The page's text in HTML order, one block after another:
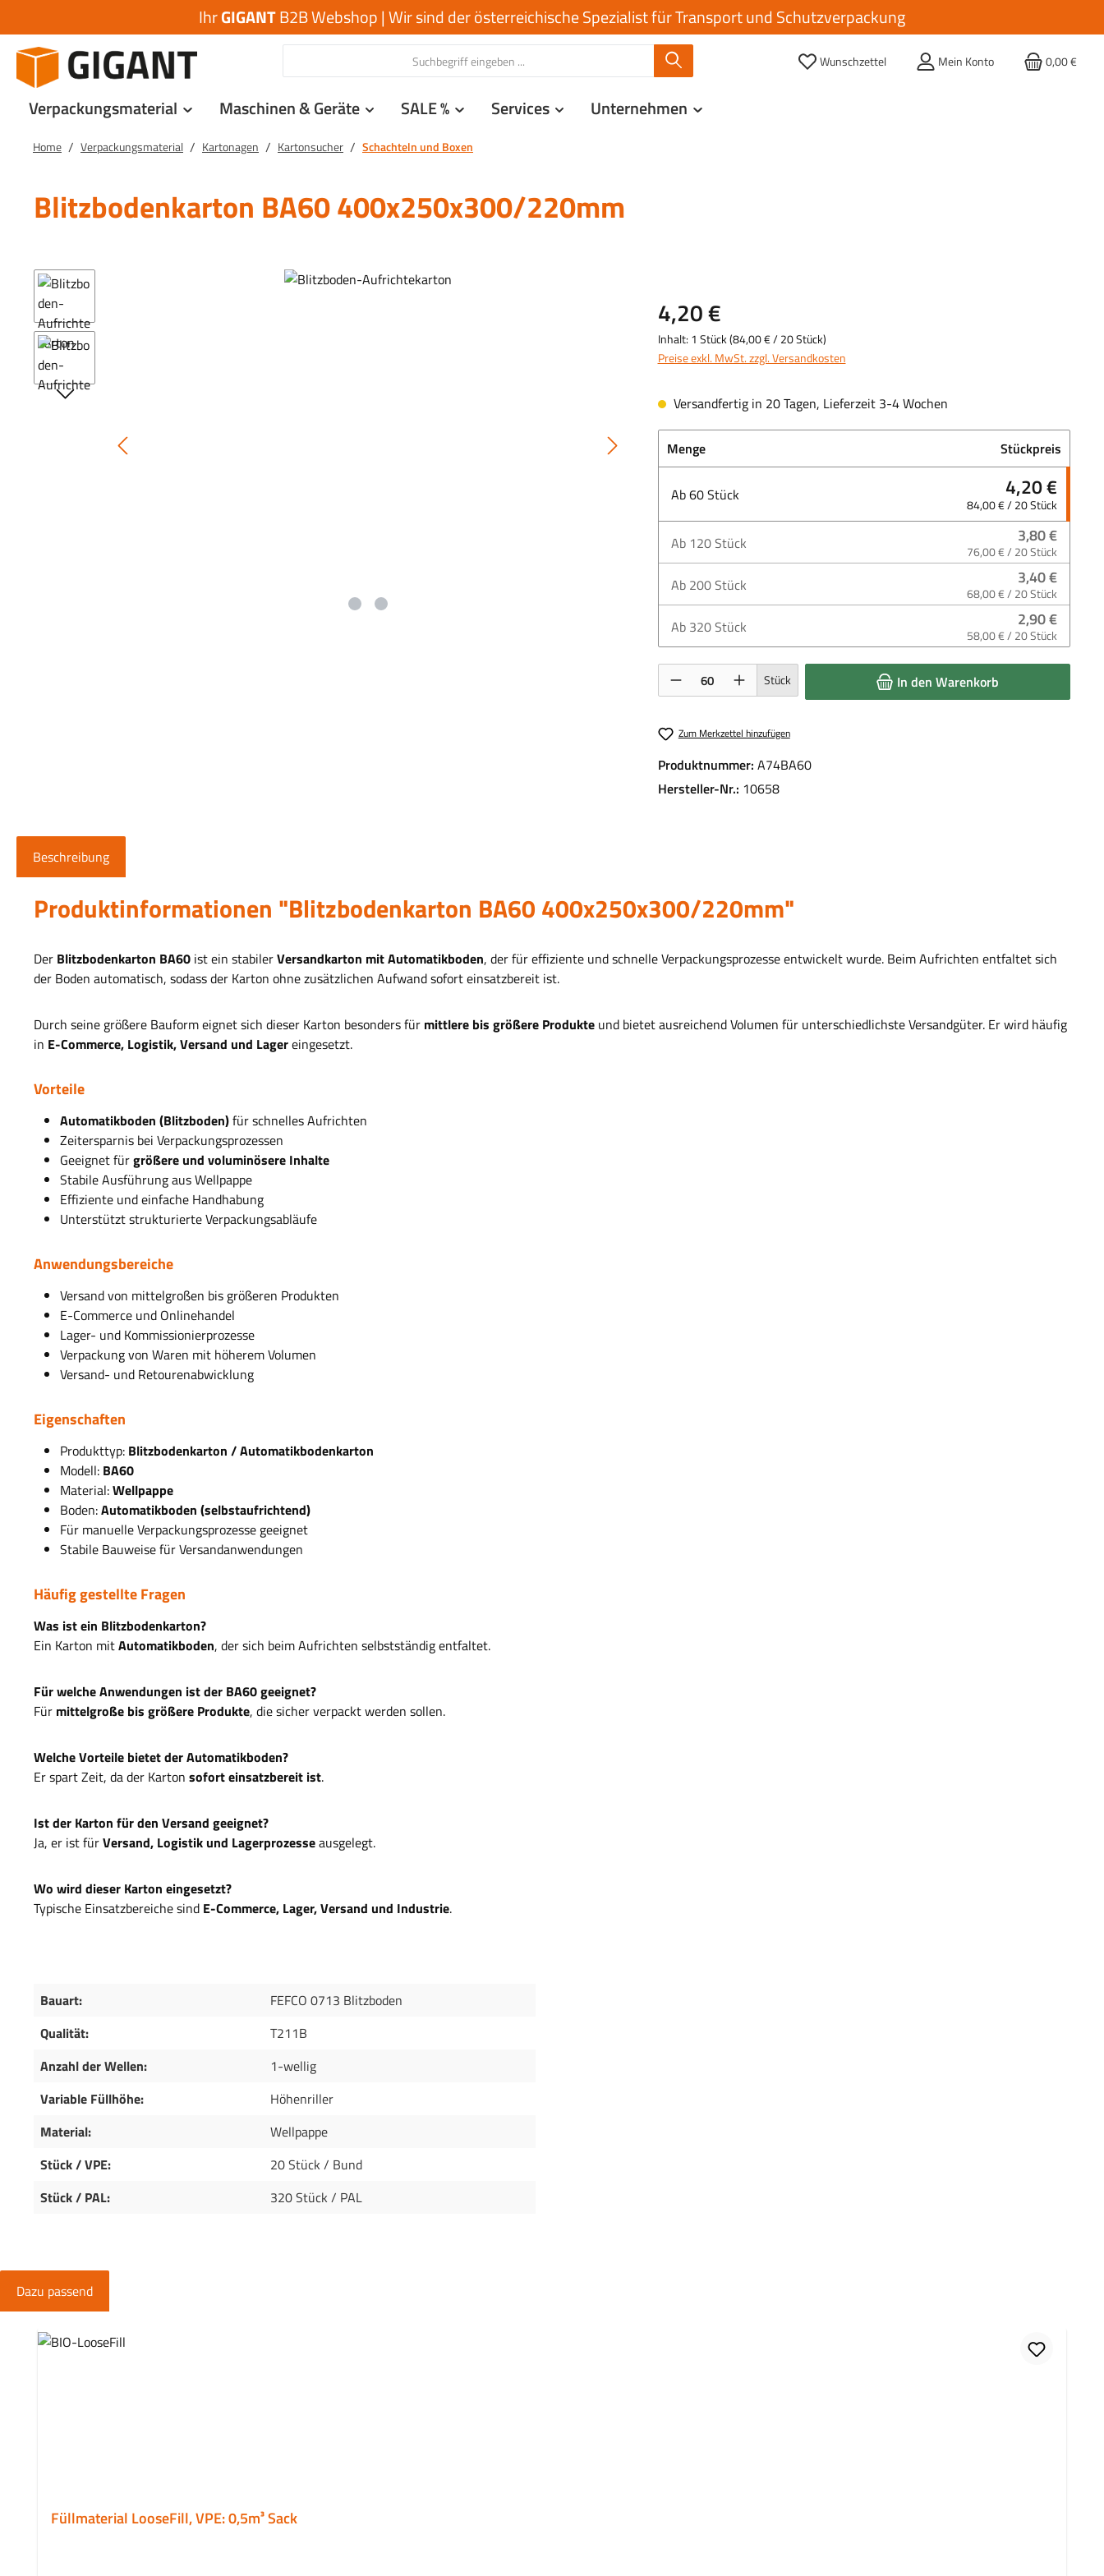
IhrGIGANTB2B Webshop | Wir sind der österreichische Spezialist für Transport und Schutzverpackung
Wunschzettel Mein Konto 0,00 €
Verpackungsmaterial Maschinen & Geräte SALE % Services Unternehmen
Home / Verpackungsmaterial / Kartonagen / Kartonsucher / Schachteln und Boxen
Blitzbodenkarton BA60 400x250x300/220mm
Bildergalerie überspringen
4,20 €
Inhalt: 1 Stück(84,00 €/ 20 Stück)
Preise exkl. MwSt. zzgl. Versandkosten
Versandfertig in 20 Tagen, Lieferzeit 3-4 Wochen
Menge Stückpreis
Ab60Stück 4,20 €
84,00 € / 20 Stück
Ab 120Stück 3,80 €
76,00 € / 20 Stück
Ab 200Stück 3,40 €
68,00 € / 20 Stück
Ab 320Stück 2,90 €
58,00 € / 20 Stück
Produkt Anzahl: Gib den gewünschten Wert ein oder benutze die Schaltflächen um die
Stück In den Warenkorb
Zum Merkzettel hinzufügen
Produktnummer: A74BA60
Hersteller-Nr.: 10658
Beschreibung
Produktinformationen "Blitzbodenkarton BA60 400x250x300/220mm"
Der Blitzbodenkarton BA60 ist ein stabilerVersandkarton mit Automatikboden, der für effiziente und schnelle Verpackungsprozesse entwickelt wurde. Beim Aufrichten entfaltet sich
der Boden automatisch, sodass der Karton ohne zusätzlichen Aufwand sofort einsatzbereit ist.
Durch seine größere Bauform eignet sich dieser Karton besonders für mittlere bis größere Produkte und bietet ausreichend Volumen für unterschiedlichste Versandgüter. Er wird häufig
in E-Commerce, Logistik, Versand und Lagereingesetzt.
Vorteile
Automatikboden (Blitzboden)für schnelles Aufrichten
Zeitersparnis bei Verpackungsprozessen
Geeignet fürgrößere und voluminösere Inhalte
Stabile Ausführung aus Wellpappe
Effiziente und einfache Handhabung
Unterstützt strukturierte Verpackungsabläufe
Anwendungsbereiche
Versand von mittelgroßen bis größeren Produkten
E-Commerce und Onlinehandel
Lager- und Kommissionierprozesse
Verpackung von Waren mit höherem Volumen
Versand- und Retourenabwicklung
Eigenschaften
Produkttyp: Blitzbodenkarton / Automatikbodenkarton
Modell: BA60
Material:Wellpappe
Boden:Automatikboden (selbstaufrichtend)
Für manuelle Verpackungsprozesse geeignet
Stabile Bauweise für Versandanwendungen
Häufig gestellte Fragen
Was ist ein Blitzbodenkarton?
Ein Karton mitAutomatikboden, der sich beim Aufrichten selbstständig entfaltet.
Für welche Anwendungen ist der BA60 geeignet?
Für mittelgroße bis größere Produkte, die sicher verpackt werden sollen.
Welche Vorteile bietet der Automatikboden?
Er spart Zeit, da der Karton sofort einsatzbereit ist.
Ist der Karton für den Versand geeignet?
Ja, er ist fürVersand, Logistik und Lagerprozesseausgelegt.
Wo wird dieser Karton eingesetzt?
Typische Einsatzbereiche sind E-Commerce, Lager, Versand und Industrie.
Bauart:
FEFCO 0713 Blitzboden
Qualität:
T211B
Anzahl der Wellen:
1-wellig
Variable Füllhöhe:
Höhenriller
Material:
Wellpappe
Stück / VPE:
20 Stück / Bund
Stück / PAL:
320 Stück / PAL
Dazu passend
Produktgalerie überspringen
Füllmaterial LooseFill, VPE: 0,5m³ Sack